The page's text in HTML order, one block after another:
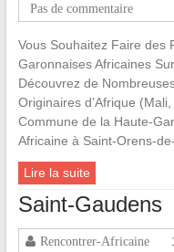
Pas de commentaire
Vous Souhaitez Faire des
Garonnaises Africaines
Découvrez de
Originaires d’Afrique
Commune de la Haute-
Africaine à Saint-Orens-
Lire la suite
Saint-Gaudens
Rencontrer-Africaine